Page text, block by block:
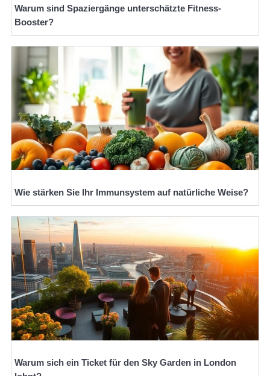
Warum sind Spaziergänge unterschätzte Fitness-
Booster?
Wie stärken Sie Ihr Immunsystem auf natürliche Weise?
Warum sich ein Ticket für den Sky Garden in London